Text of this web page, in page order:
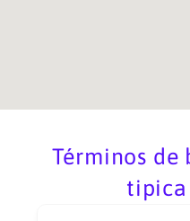
Términos de
tipica